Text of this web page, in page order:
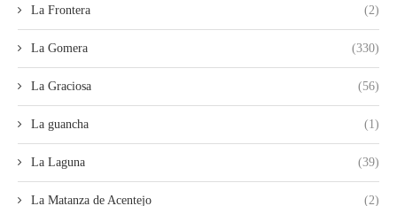
La Frontera (2)
La Gomera (330)
La Graciosa (56)
La guancha (1)
La Laguna (39)
La Matanza de Acentejo (2)